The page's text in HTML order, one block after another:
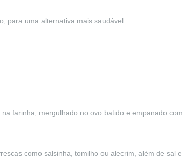
para uma alternativa mais saudável.
farinha, mergulhado no ovo batido e empanado
como salsinha, tomilho ou alecrim, além de sal